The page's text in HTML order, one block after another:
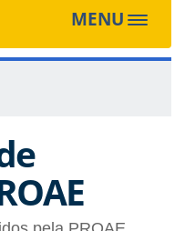
MENU Toggle